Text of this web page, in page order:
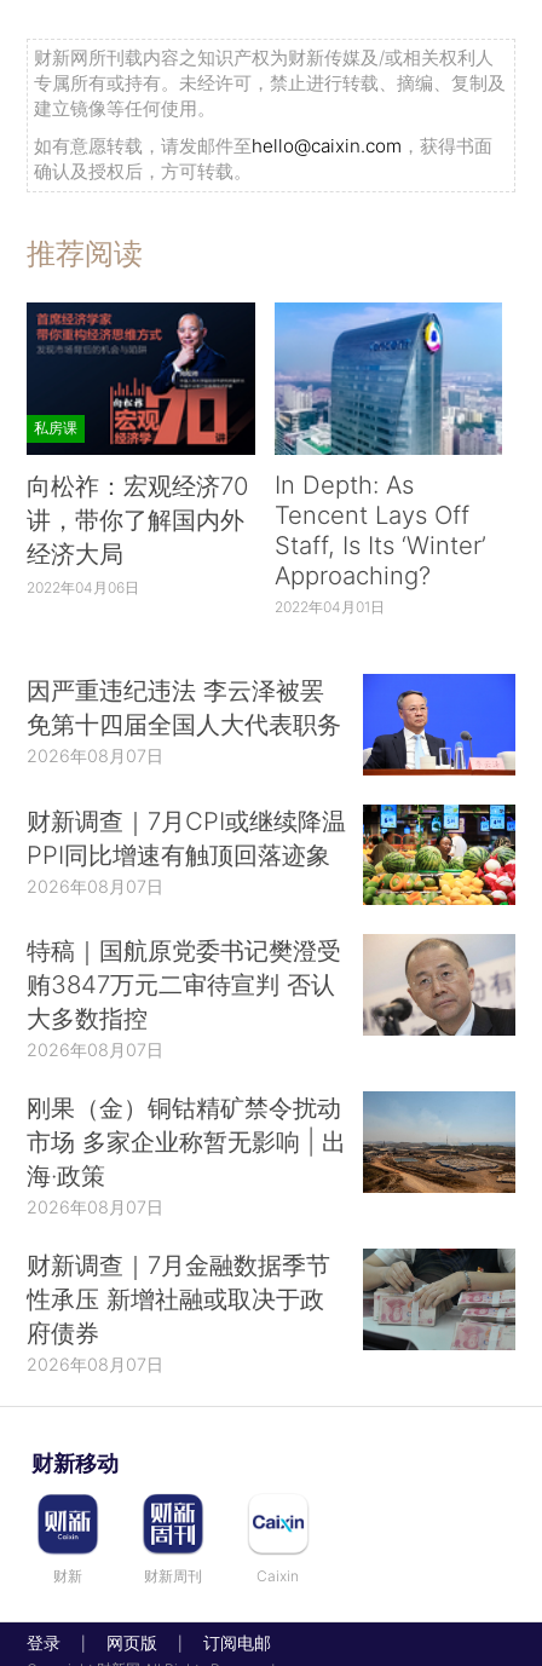
财新网所刊载内容之知识产权为财新传媒及/或相关权利人
专属所有或持有。未经许可，禁止进行转载、摘编、复制及
建立镜像等任何使用。
如有意愿转载，请发邮件至hello@caixin.com ，获得书面
确认及授权后，方可转载。
推荐阅读
私房课
向松祚：宏观经济70
讲，带你了解国内外
经济大局
2022年04月06日
In Depth: As
Tencent Lays Off
Staff, Is Its ‘Winter’
Approaching?
2022年04月01日
因严重违纪违法 李云泽被罢
免第十四届全国人大代表职务
2026年08月07日
财新调查｜7月CPI或继续降温
PPI同比增速有触顶回落迹象
2026年08月07日
特稿｜国航原党委书记樊澄受
贿3847万元二审待宣判 否认
大多数指控
2026年08月07日
刚果（金）铜钴精矿禁令扰动
市场 多家企业称暂无影响 | 出
海·政策
2026年08月07日
财新调查｜7月金融数据季节
性承压 新增社融或取决于政
府债券
2026年08月07日
财新移动
财新 财新周刊 Caixin
登录 网页版 订阅电邮